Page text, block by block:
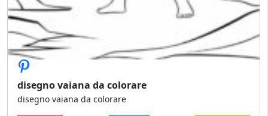
disegno vaiana da colorare
disegno vaiana da colorare